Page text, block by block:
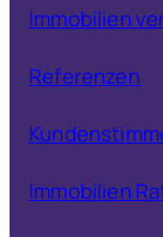
Immobilien
Referenzen
Immobilien